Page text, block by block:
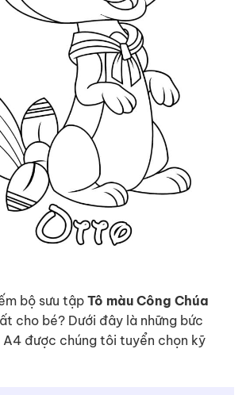
bộ sưu tập Tô màu Công Chúa
cho bé? Dưới đây là những bức
A4 được chúng tôi tuyển chọn kỹ